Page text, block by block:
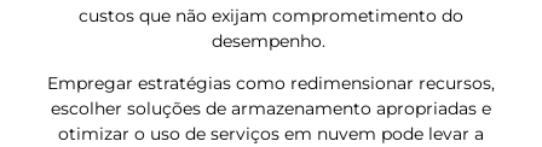
custos que não exijam comprometimento do
desempenho.
Empregar estratégias como redimensionar recursos,
escolher soluções de armazenamento apropriadas e
otimizar o uso de serviços em nuvem pode levar a